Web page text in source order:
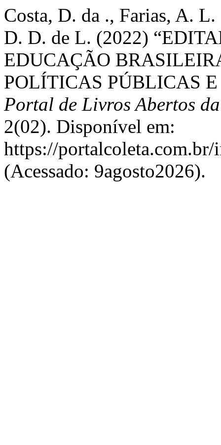
Costa, D. da ., Farias, A.
D. D. de L. (2022)
EDUCAÇÃO
POLÍTICAS PÚBLICAS
Portal de Livros Abertos
2(02). Disponível em:
https://
(Acessado: 9agosto2026).